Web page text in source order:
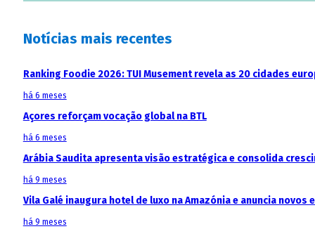
Notícias mais recentes
Ranking Foodie 2026: TUI Musement revela as 20 cidades
há 6 meses
Açores reforçam vocação global na BTL
há 6 meses
Arábia Saudita apresenta visão estratégica e consolida
há 9 meses
Vila Galé inaugura hotel de luxo na Amazónia e anuncia
há 9 meses